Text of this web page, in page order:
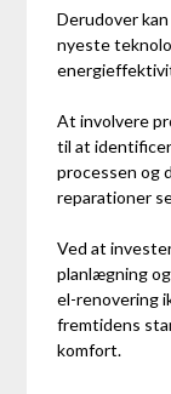
Derudover
nyeste
At involvere
til at
processen og
reparationer
Ved at
planlægning
el-renovering
fremtidens
komfort.